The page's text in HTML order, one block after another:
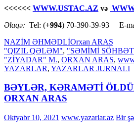
<<<<<< WWW.USTAC.AZ və
Əlaqə: Tel: (+994) 70-390-39-93 E-
NAZİM ƏHMƏDLİOrxan ARAS
"QIZIL QƏLƏM", "SƏMİMİ
"ZİYADAR" M., ORXAN ARAS,
YAZARLAR, YAZARLAR JURNALI
BƏYLƏR, KƏRAMƏTİ
ORXAN ARAS
Oktyabr 10, 2021 www.yazarlar.az Bir